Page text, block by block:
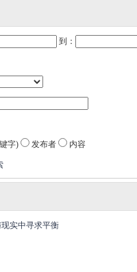
到：
字) 发布者 内容
实中寻求平衡